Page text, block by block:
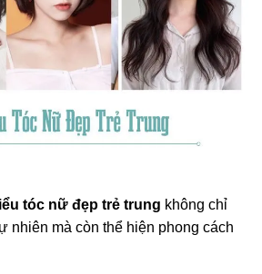
tóc nữ đẹp trẻ trung không chỉ
nhiên mà còn thể hiện phong cách